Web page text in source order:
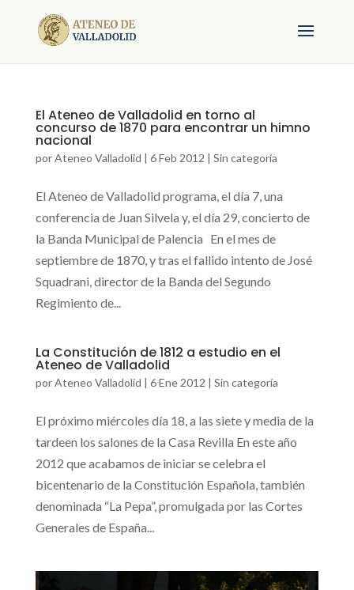
El Ateneo de Valladolid en torno al
concurso de 1870 para encontrar un himno
nacional
porAteneo Valladolid | 6 Feb 2012 | Sin categoría
El Ateneo de Valladolid programa, el día 7, una
conferencia de Juan Silvela y, el día 29, concierto de
la Banda Municipal de Palencia En el mes de
septiembre de 1870, y tras el fallido intento de José
Squadrani, director de la Banda del Segundo
Regimiento de...
La Constitución de 1812 a estudio en el
Ateneo de Valladolid
porAteneo Valladolid | 6 Ene 2012 | Sin categoría
El próximo miércoles día 18, a las siete y media de la
tardeen los salones de la Casa Revilla En este año
2012 que acabamos de iniciar se celebra el
bicentenario de la Constitución Española, también
denominada “La Pepa”, promulgada por las Cortes
Generales de España...